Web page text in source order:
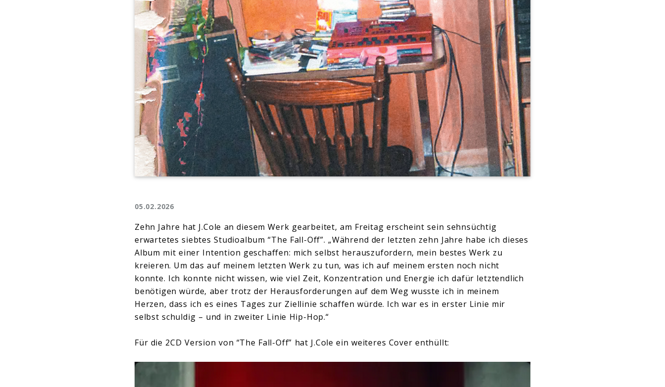
05.02.2026
Zehn Jahre hat J.Cole an diesem Werk gearbeitet, am Freitag erscheint sein sehnsüchtig
erwartetes siebtes Studioalbum “The Fall-Off”. „Während der letzten zehn Jahre habe ich dieses
Album mit einer Intention geschaffen: mich selbst herauszufordern, mein bestes Werk zu
kreieren. Um das auf meinem letzten Werk zu tun, was ich auf meinem ersten noch nicht
konnte. Ich konnte nicht wissen, wie viel Zeit, Konzentration und Energie ich dafür letztendlich
benötigen würde, aber trotz der Herausforderungen auf dem Weg wusste ich in meinem
Herzen, dass ich es eines Tages zur Ziellinie schaffen würde. Ich war es in erster Linie mir
selbst schuldig – und in zweiter Linie Hip-Hop.“
Für die 2CD Version von “The Fall-Off” hat J.Cole ein weiteres Cover enthüllt: